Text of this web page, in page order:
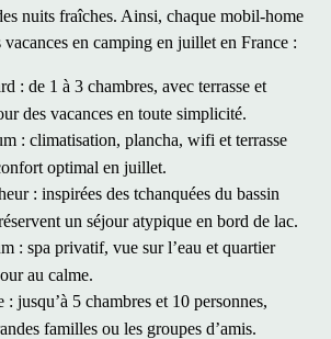
nuits fraîches. Ainsi, chaque mobil-home
vacances en camping en juilleten France :
: de 1 à 3 chambres, avec terrasse et
des vacances en toute simplicité.
: climatisation, plancha, wifi et terrasse
optimal en juillet.
: inspirées des tchanquées du bassin
un séjour atypique en bord de lac.
: spa privatif, vue sur l’eau et quartier
au calme.
: jusqu’à 5 chambres et 10 personnes,
familles ou les groupes d’amis.